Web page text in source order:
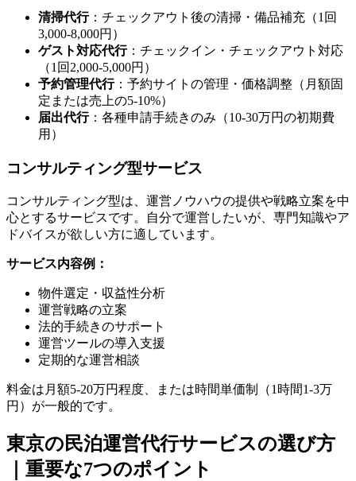
清掃代行：チェックアウト後の清掃・備品補充（1回
3,000-8,000円）
ゲスト対応代行：チェックイン・チェックアウト対応
（1回2,000-5,000円）
予約管理代行：予約サイトの管理・価格調整（月額固
定または売上の5-10%）
届出代行：各種申請手続きのみ（10-30万円の初期費
用）
コンサルティング型サービス
コンサルティング型は、運営ノウハウの提供や戦略立案を中
心とするサービスです。自分で運営したいが、専門知識やア
ドバイスが欲しい方に適しています。
サービス内容例：
物件選定・収益性分析
運営戦略の立案
法的手続きのサポート
運営ツールの導入支援
定期的な運営相談
料金は月額5-20万円程度、または時間単価制（1時間1-3万
円）が一般的です。
東京の民泊運営代行サービスの選び方
｜重要な7つのポイント